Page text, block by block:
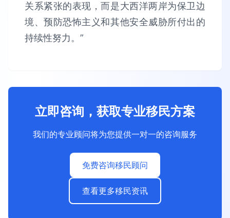
关系紧张的表现，而是大西洋两岸为保卫边
境、预防恐怖主义和其他安全威胁所付出的
持续性努力。”
立即咨询，获取专业移民方案
我们的专业顾问将为您提供一对一的咨询服务
免费咨询移民顾问
查看更多移民资讯